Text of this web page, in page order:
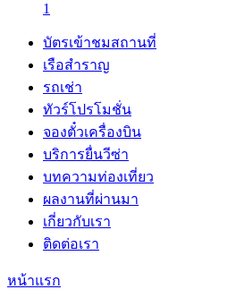
1
บัตรเข้าชมสถานที่
เรือสำราญ
รถเช่า
ทัวร์โปรโมชั่น
จองตั๋วเครื่องบิน
บริการยื่นวีซ่า
บทความท่องเที่ยว
ผลงานที่ผ่านมา
เกี่ยวกับเรา
ติดต่อเรา
หน้าแรก